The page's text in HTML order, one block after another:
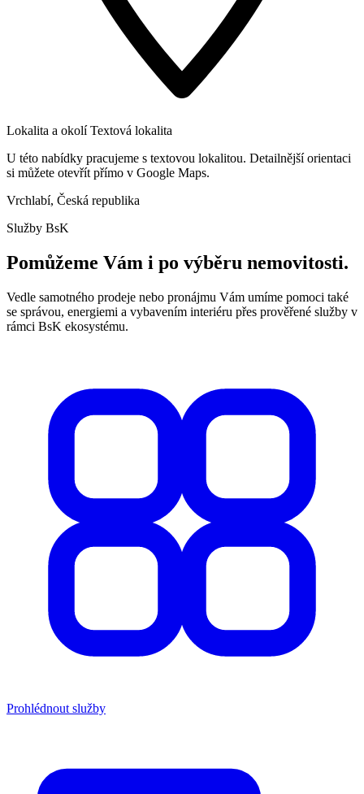
Lokalita a okolí Textová lokalita
U této nabídky pracujeme s textovou lokalitou. Detailnější orientaci
si můžete otevřít přímo v Google Maps.
Vrchlabí, Česká republika
Služby BsK
Pomůžeme Vám i po výběru nemovitosti.
Vedle samotného prodeje nebo pronájmu Vám umíme pomoci také
se správou, energiemi a vybavením interiéru přes prověřené služby v
rámci BsK ekosystému.
Prohlédnout služby